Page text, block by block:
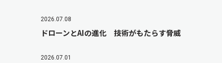
2026.07.08
ドローンとAIの進化 技術がもたらす脅威
2026.07.01